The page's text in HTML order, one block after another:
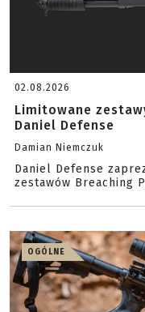
02.08.2026
Limitowane
Daniel Defense
Damian Niemczuk
Daniel Defense
zestawów Breaching
OGÓLNE